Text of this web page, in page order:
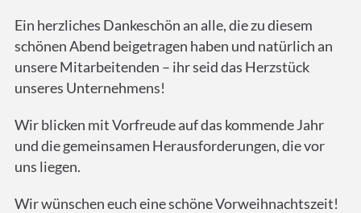
Ein herzliches Dankeschön an alle, die zu diesem
schönen Abend beigetragen haben und natürlich an
unsere Mitarbeitenden – ihr seid das Herzstück
unseres Unternehmens!
Wir blicken mit Vorfreude auf das kommende Jahr
und die gemeinsamen Herausforderungen, die vor
uns liegen.
Wir wünschen euch eine schöne Vorweihnachtszeit!